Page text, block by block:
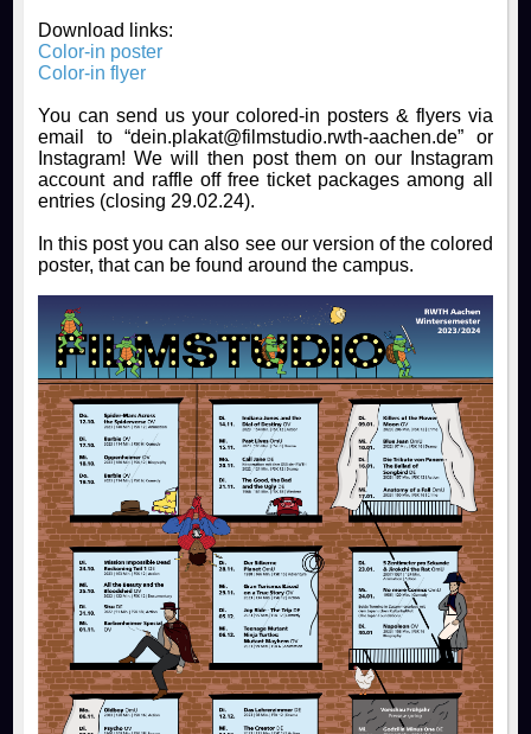
Download links:
Color-in poster
Color-in flyer
You can send us your colored-in posters & flyers via
email to “dein.plakat@filmstudio.rwth-aachen.de” or
Instagram! We will then post them on our Instagram
account and raffle off free ticket packages among all
entries (closing 29.02.24).
In this post you can also see our version of the colored
poster, that can be found around the campus.